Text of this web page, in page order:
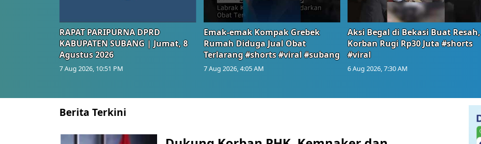
RAPAT PARIPURNA DPRD
KABUPATEN SUBANG | Jumat, 8
Agustus 2026
7 Aug 2026, 10:51 PM
Emak-emak Kompak Grebek
Rumah Diduga Jual Obat
Terlarang #shorts #viral #subang
7 Aug 2026, 4:05 AM
Aksi Begal di Bekasi Buat Resah,
Korban Rugi Rp30 Juta #shorts
#viral
6 Aug 2026, 7:30 AM
Berita Terkini